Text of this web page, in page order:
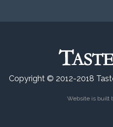
Copyright © 2012-2018
Website is built